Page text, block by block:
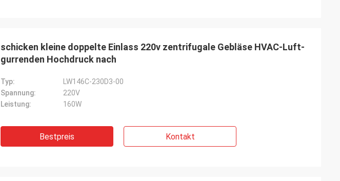
schicken kleine doppelte Einlass 220v zentrifugale Gebläse HVAC-Luft-
gurrenden Hochdruck nach
Typ:
LW146C-230D3-00
Spannung:
220V
Leistung:
160W
Bestpreis Kontakt